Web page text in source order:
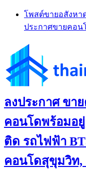
Skip
content
โพสต์ขายอสังหา
ประกาศขายคอน
ลงประกาศ ขา
คอนโดพร้อมอ
ติด รถไฟฟ้า
คอนโดสุขุมวิท,